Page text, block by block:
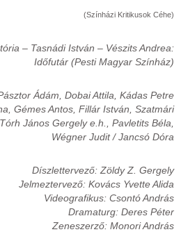
(Színházi Kritikusok Céhe)
– Tasnádi István – Vészits Andrea:
Időfutár (Pesti Magyar Színház)
Ádám, Dobai Attila, Kádas Petre
Gémes Antos, Fillár István, Szatmári
János Gergely e.h., Pavletits Béla,
Wégner Judit / Jancsó Dóra
Díszlettervező: Zöldy Z. Gergely
Jelmeztervező: Kovács Yvette Alida
Videografikus: Csontó András
Dramaturg: Deres Péter
Zeneszerző: Monori András